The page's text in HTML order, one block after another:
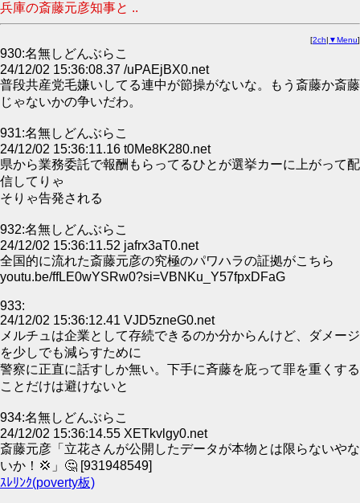
兵庫の斎藤元彦知事と ..
[2ch| ▼Menu]
930:名無しどんぶらこ
24/12/02 15:36:08.37 /uPAEjBX0.net
普段共産党毛嫌いしてる連中が節操がないな。もう斎藤か斎藤
じゃないかの争いだわ。
931:名無しどんぶらこ
24/12/02 15:36:11.16 t0Me8K280.net
県から業務委託で報酬もらってるひとが選挙カーに上がって配
信してりゃ
そりゃ告発される
932:名無しどんぶらこ
24/12/02 15:36:11.52 jafrx3aT0.net
全国的に流れた斎藤元彦の究極のパワハラの証拠がこちら
youtu.be/ffLE0wYSRw0?si=VBNKu_Y57fpxDFaG
933:
24/12/02 15:36:12.41 VJD5zneG0.net
メルチュは企業として存続できるのか分からんけど、ダメージ
を少しでも減らすために
警察に正直に話すしか無い。下手に斉藤を庇って罪を重くする
ことだけは避けないと
934:名無しどんぶらこ
24/12/02 15:36:14.55 XETkvlgy0.net
斎藤元彦「立花さんが公開したデータが本物とは限らないやな
いか！💢」🤔 [931948549]
ｽﾚﾘﾝｸ(poverty板)